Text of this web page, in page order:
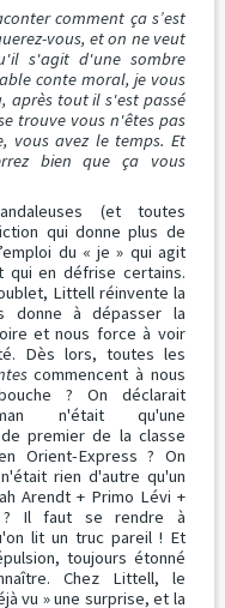
comment ça s’est
vous, et on ne veut
s'agit d'une sombre
conte moral, je vous
après tout il s'est passé
trouve vous n'êtes pas
vous avez le temps. Et
bien que ça vous
(et toutes
qui donne plus de
du « je » qui agit
en défrise certains.
Littell réinvente la
donne à dépasser la
et nous force à voir
Dès lors, toutes les
commencent à nous
? On déclarait
n'était qu'une
premier de la classe
Orient-Express ? On
rien d'autre qu'un
Arendt + Primo Lévi +
? Il faut se rendre à
lit un truc pareil ! Et
toujours étonné
Chez Littell, le
vu » une surprise, et la